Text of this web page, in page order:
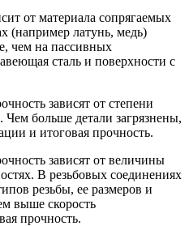
от материала сопрягаемых
(например латунь, медь)
чем на пассивных
сталь и поверхности с
зависят от степени
Чем больше детали загрязнены,
и итоговая прочность.
зависят от величины
В резьбовых соединениях
резьбы, ее размеров и
выше скорость
прочность.